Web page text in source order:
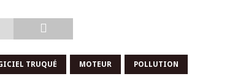
TRUQUÉ MOTEUR POLLUTION